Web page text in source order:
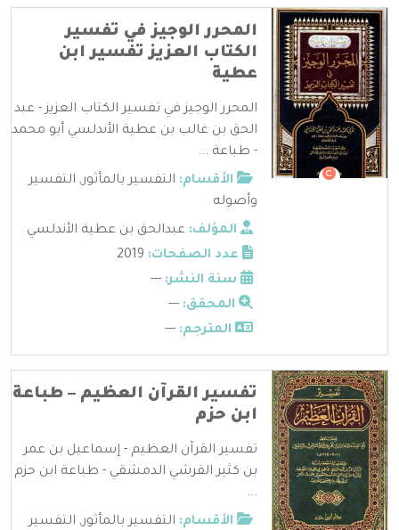
المحرر الوجيز في تفسير
الكتاب العزيز تفسير ابن
عطية
المحرر الوجيز في تفسير الكتاب العزيز - عبد
الحق بن غالب بن عطية الأندلسي أبو محمد
- طباعة ...
الأقسام: التفسير بالمأثور, التفسير
وأصوله
المؤلف: عبدالحق بن عطية الأندلسي
عدد الصفحات:
سنة النشر: ---
المحقق: ---
المترجم: ---
تفسير القرآن العظيم – طباعة
ابن حزم
تفسير القرآن العظيم - إسماعيل بن عمر
بن كثير القرشي الدمشقي - طباعة ابن حزم
...
الأقسام: التفسير بالمأثور, التفسير